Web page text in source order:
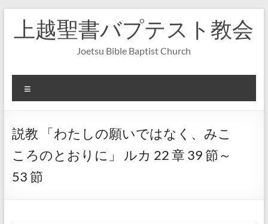
へ
上越聖書バプテスト教会
Joetsu Bible Baptist Church
ニ
ー
説教 「わたしの願いではなく、みこ
ころのとおりに」 ルカ 22 章 39 節～
53 節